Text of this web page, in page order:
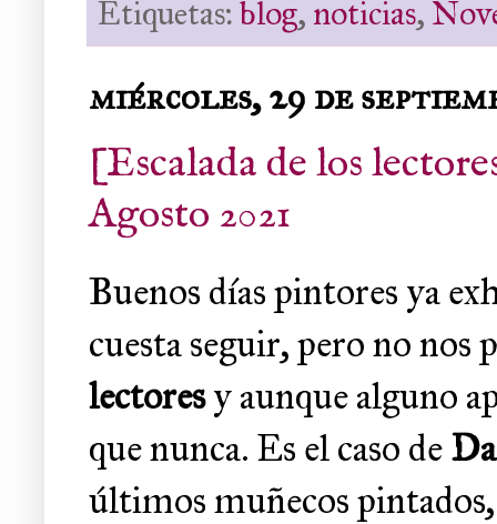
Etiquetas:blog,noticias,
miércoles, 29 de
[Escalada de los
Agosto 2021
Buenos días pintores ya
cuesta seguir, pero no
lectoresy aunque alguno
que nunca. Es el caso de
últimos muñecos